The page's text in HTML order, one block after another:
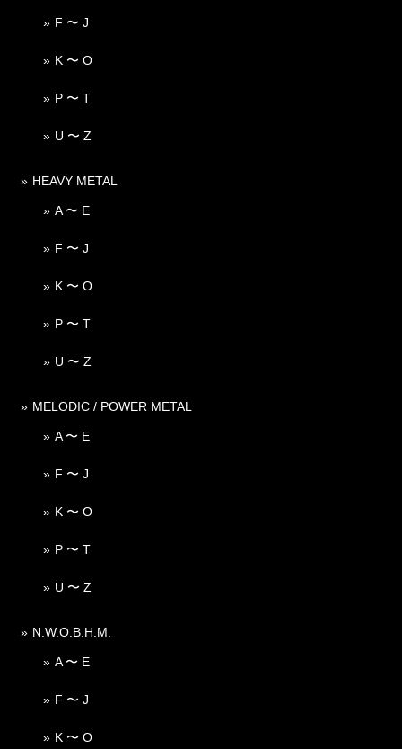
F 〜 J
K 〜 O
P 〜 T
U 〜 Z
HEAVY METAL
A 〜 E
F 〜 J
K 〜 O
P 〜 T
U 〜 Z
MELODIC / POWER METAL
A 〜 E
F 〜 J
K 〜 O
P 〜 T
U 〜 Z
N.W.O.B.H.M.
A 〜 E
F 〜 J
K 〜 O